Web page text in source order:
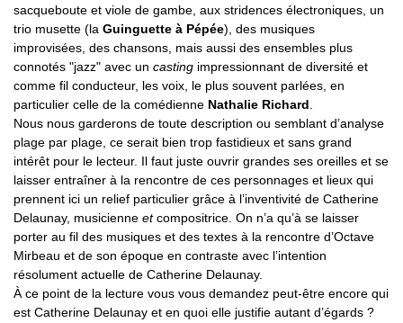
sacqueboute et viole de gambe, aux stridences électroniques, un
trio musette (la Guinguette à Pépée), des musiques
improvisées, des chansons, mais aussi des ensembles plus
connotés "jazz" avec un casting impressionnant de diversité et
comme fil conducteur, les voix, le plus souvent parlées, en
particulier celle de la comédienne Nathalie Richard
Nous nous garderons de toute description ou semblant d’analyse
plage par plage, ce serait bien trop fastidieux et sans grand
intérêt pour le lecteur. Il faut juste ouvrir grandes ses oreilles et se
laisser entraîner à la rencontre de ces personnages et lieux qui
prennent ici un relief particulier grâce à l’inventivité de Catherine
Delaunay, musicienne etcompositrice. On n’a qu’à se laisser
porter au fil des musiques et des textes à la rencontre d’Octave
Mirbeau et de son époque en contraste avec l’intention
résolument actuelle de Catherine Delaunay.
À ce point de la lecture vous vous demandez peut-être encore qui
est Catherine Delaunay et en quoi elle justifie autant d’égards ?